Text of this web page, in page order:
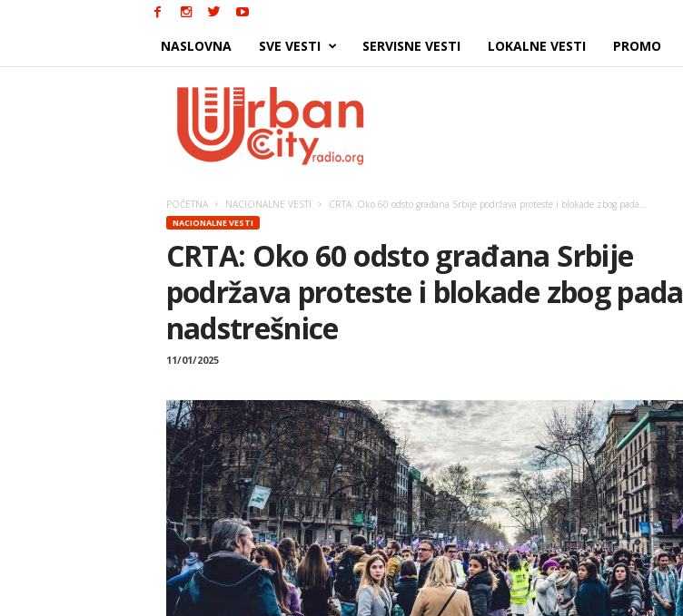
NASLOVNA SVE VESTI SERVISNE VESTI LOKALNE VESTI PROMO
POČETNA NACIONALNE VESTI CRTA: Oko 60 odsto građana Srbije podržava proteste i blokade zbog pada...
NACIONALNE VESTI
CRTA: Oko 60 odsto građana Srbije
podržava proteste i blokade zbog pada
nadstrešnice
11/01/2025